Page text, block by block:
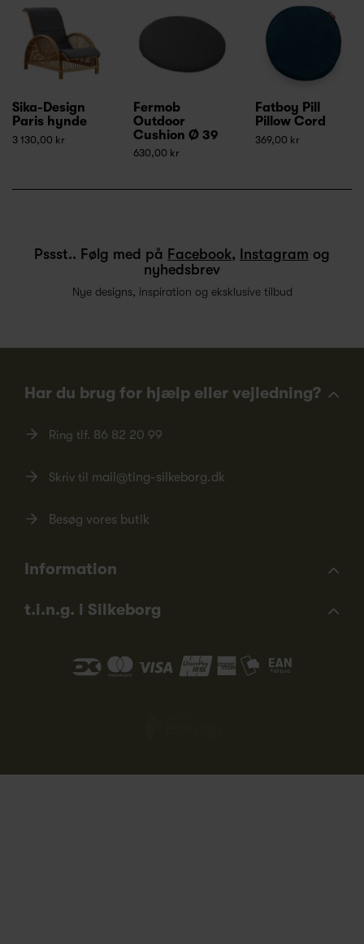
Sika-Design
Paris hynde
3 130,00 kr
Fermob
Outdoor
Cushion Ø 39
630,00 kr
Fatboy Pill
Pillow Cord
369,00 kr
Pssst.. Følg med på Facebook, Instagram og
nyhedsbrev
Nye designs, inspiration og eksklusive tilbud
Har du brug for hjælp eller vejledning?
Ring tlf. 86 82 20 99
Skriv til mail@ting-silkeborg.dk
Besøg vores butik
Information
t.i.n.g. i Silkeborg